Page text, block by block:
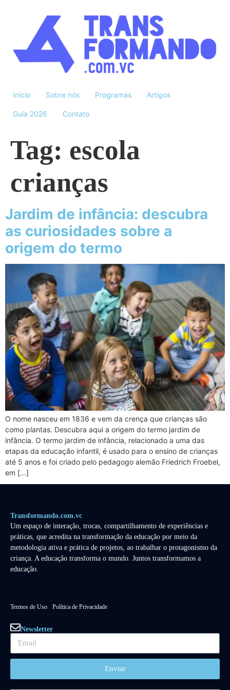
Início Sobre nós Programas Artigos
Guia 2026 Contato
Tag: escola
crianças
Jardim de infância: descubra
as curiosidades sobre a
origem do termo
O nome nasceu em 1836 e vem da crença que crianças são
como plantas. Descubra aqui a origem do termo jardim de
infância. O termo jardim de infância, relacionado a uma das
etapas da educação infantil, é usado para o ensino de crianças
até 5 anos e foi criado pelo pedagogo alemão Friedrich Froebel,
em […]
Transformando.com.vc
Um espaço de interação, trocas, compartilhamento de experiências e
práticas, que acredita na transformação da educação por meio da
metodologia ativa e prática de projetos, ao trabalhar o protagonismo da
criança. A educação transforma o mundo. Juntos transformamos a
educação.
Termos de Uso Política de Privacidade
Newsletter
Enviar